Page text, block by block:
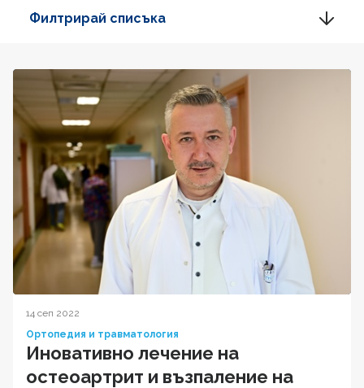
Филтрирай списъка
14 сеп 2022
Ортопедия и травматология
Иновативно лечение на
остеоартрит и възпаление на